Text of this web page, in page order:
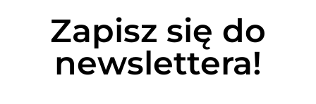
Zapisz się do
newslettera!